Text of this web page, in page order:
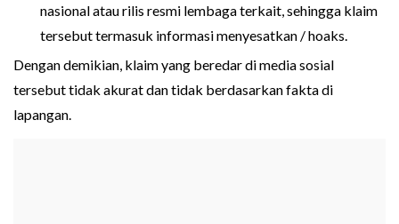
nasional atau rilis resmi lembaga terkait, sehingga klaim
tersebut termasuk informasi menyesatkan / hoaks.
Dengan demikian, klaim yang beredar di media sosial
tersebut tidak akurat dan tidak berdasarkan fakta di
lapangan.